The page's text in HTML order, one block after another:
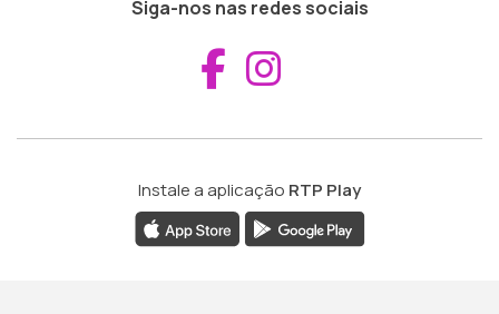
Siga-nos nas redes sociais
Aceder ao
Instale a aplicação RTP Play